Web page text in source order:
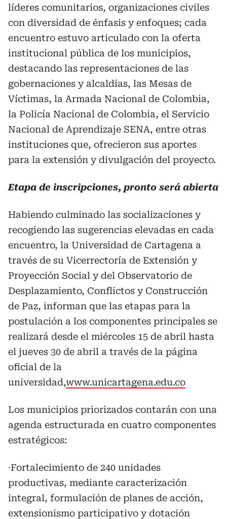
líderes comunitarios, organizaciones civiles
con diversidad de énfasis y enfoques; cada
encuentro estuvo articulado con la oferta
institucional pública de los municipios,
destacando las representaciones de las
gobernaciones y alcaldías, las Mesas de
Víctimas, la Armada Nacional de Colombia,
la Policía Nacional de Colombia, el Servicio
Nacional de Aprendizaje SENA, entre otras
instituciones que, ofrecieron sus aportes
para la extensión y divulgación del proyecto.
Etapa de inscripciones, pronto será abierta
Habiendo culminado las socializaciones y
recogiendo las sugerencias elevadas en cada
encuentro, la Universidad de Cartagena a
través de su Vicerrectoría de Extensión y
Proyección Social y del Observatorio de
Desplazamiento, Conflictos y Construcción
de Paz, informan que las etapas para la
postulación a los componentes principales se
realizará desde el miércoles 15 de abril hasta
el jueves 30 de abril a través de la página
oficial de la
universidad,www.unicartagena.edu.co
Los municipios priorizados contarán con una
agenda estructurada en cuatro componentes
estratégicos:
∙Fortalecimiento de 240 unidades
productivas, mediante caracterización
integral, formulación de planes de acción,
extensionismo participativo y dotación